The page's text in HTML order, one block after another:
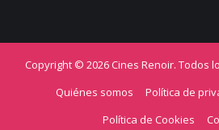
Copyright © 2026 Cines Renoir. Todos
Quiénes somos
Política de
Política de Cookies